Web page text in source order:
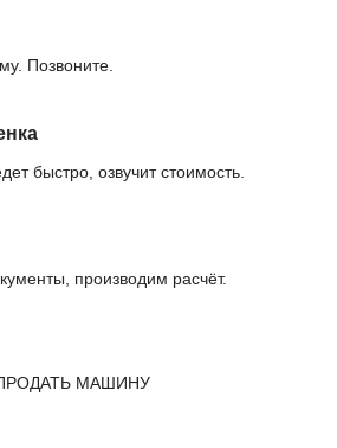
Позвоните.
быстро, озвучит стоимость.
производим расчёт.
МАШИНУ